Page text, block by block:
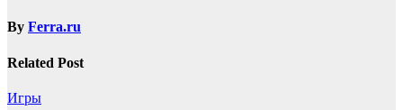
By Ferra.ru
Related Post
Игры